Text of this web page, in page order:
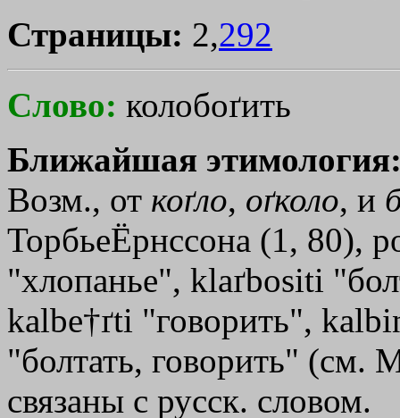
Страницы: 2,292
Слово: колобоґить
Ближайшая
Возм., от коґло, оґколо, и
ТорбьеЁрнссона (1, 80),
"хлопанье", klaґbositi
kalbe†ґti "говорить",
"болтать, говорить" (см.
связаны с русск. словом.